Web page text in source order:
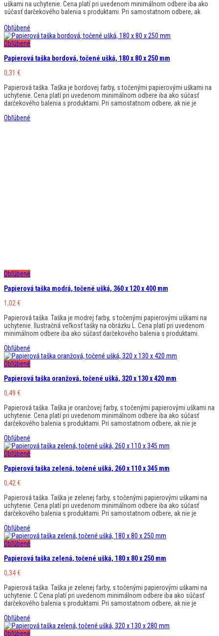
uškami na uchytenie. Cena platí pri uvedenom minimálnom odbere iba ako
súčasť darčekového balenia s produktami. Pri samostatnom odbere, ak
Obľúbené
Obľúbené
Papierová taška bordová, točené ušká, 180 x 80 x 250 mm
0,31 €
Papierová taška. Taška je bordovej farby, s točenými papierovými uškami na
uchytenie. Cena platí pri uvedenom minimálnom odbere iba ako súčasť
darčekového balenia s produktami. Pri samostatnom odbere, ak nie je
Obľúbené
Obľúbené
Papierová taška modrá, točené ušká, 360 x 120 x 400 mm
1,02 €
Papierová taška. Taška je modrej farby, s točenými papierovými uškami na
uchytenie. Ilustračná veľkosť tašky na obrázku L. Cena platí pri uvedenom
minimálnom odbere iba ako súčasť darčekového balenia s produktami.
Obľúbené
Obľúbené
Papierová taška oranžová, točené ušká, 320 x 130 x 420 mm
0,49 €
Papierová taška. Taška je oranžovej farby, s točenými papierovými uškami na
uchytenie. Cena platí pri uvedenom minimálnom odbere iba ako súčasť
darčekového balenia s produktami. Pri samostatnom odbere, ak nie je
Obľúbené
Obľúbené
Papierová taška zelená, točené ušká, 260 x 110 x 345 mm
0,42 €
Papierová taška. Taška je zelenej farby, s točenými papierovými uškami na
uchytenie. Cena platí pri uvedenom minimálnom odbere iba ako súčasť
darčekového balenia s produktami. Pri samostatnom odbere, ak nie je
Obľúbené
Obľúbené
Papierová taška zelená, točené ušká, 180 x 80 x 250 mm
0,34€
Papierová taška. Taška je zelenej farby, s točenými papierovými uškami na
uchytenie. C Cena platí pri uvedenom minimálnom odbere iba ako súčasť
darčekového balenia s produktami. Pri samostatnom odbere, ak nie je
Obľúbené
Obľúbené